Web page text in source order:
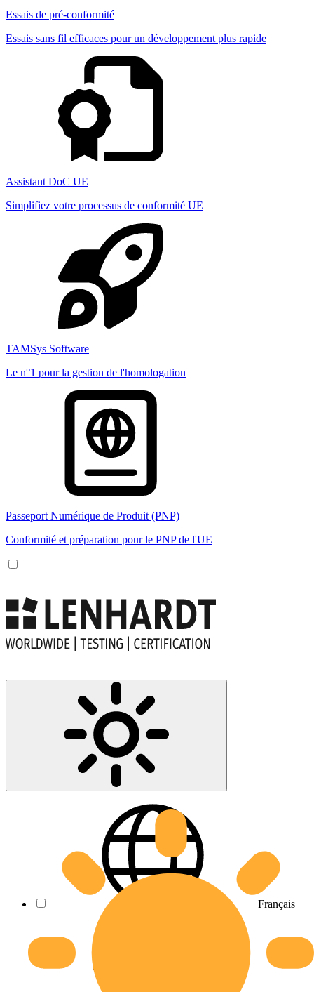
Essais de pré-conformité
Essais sans fil efficaces pour un développement plus rapide
Assistant DoC UE
Simplifiez votre processus de conformité UE
TAMSys Software
Le n°1 pour la gestion de l'homologation
Passeport Numérique de Produit (PNP)
Conformité et préparation pour le PNP de l'UE
Français